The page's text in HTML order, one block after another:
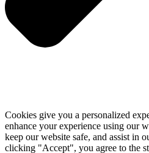
Cookies give you a personalized
enhance your experience using our
keep our website safe, and assist in
clicking "Accept", you agree to the